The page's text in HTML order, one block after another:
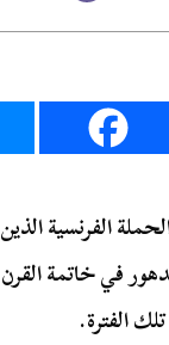
الفرنسية
في خاتمة
الفترة.